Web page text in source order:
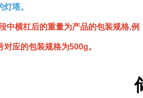
塔。
中横杠后的重量为产品的包装规格,例
应的包装规格为500g。